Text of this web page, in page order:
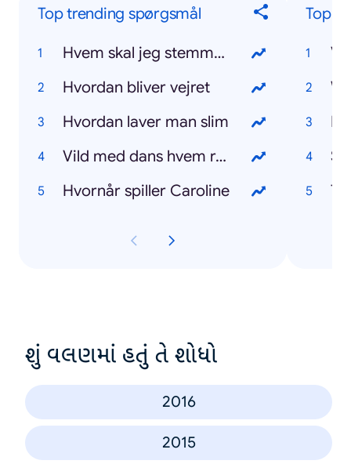
Top trending spørgsmål
Hvem skal jeg stemme på
Hvordan bliver vejret
Hvordan laver man slim
Vild med dans hvem røg ud
Hvornår spiller Caroline
Top
શું વલણમાં હતું તે શોધો
2016
2015